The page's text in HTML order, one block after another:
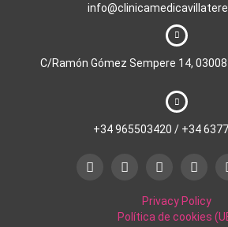
C/Ramón Gómez Sempere 14,
+34 965503420 / +34
Privacy Policy
Política de cookies